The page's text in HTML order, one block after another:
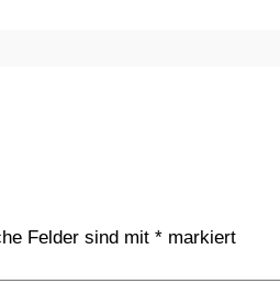
Felder sind mit * markiert